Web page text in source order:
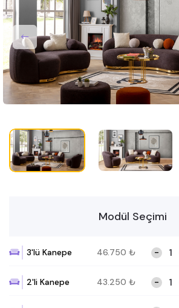
Modül Seçimi
3'lü Kanepe 46.750 ₺ -
2'li Kanepe 43.250 ₺ -